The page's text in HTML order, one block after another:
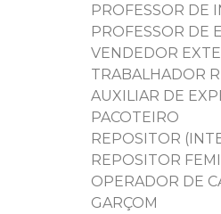
PROFESSOR DE
PROFESSOR DE
VENDEDOR
TRABALHADOR
AUXILIAR DE
PACOTEIRO
REPOSITOR
REPOSITOR
OPERADOR DE
GARÇOM